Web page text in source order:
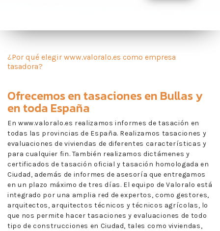
¿Por qué elegir www.valoralo.es como empresa
tasadora?
Ofrecemos entasaciones en Bullasy
en toda España
En www.valoralo.es realizamos informes de tasación en
todas las provincias de España. Realizamos tasaciones y
evaluaciones de viviendas de diferentes características y
para cualquier fin. También realizamos dictámenes y
certificados de tasación oficial y tasación homologada en
Ciudad, además de informes de asesoría que entregamos
en un plazo máximo de tres días. El equipo de Valoralo está
integrado por una amplia red de expertos, como gestores,
arquitectos, arquitectos técnicos y técnicos agrícolas, lo
que nos permite hacer tasaciones y evaluaciones de todo
tipo de construcciones en Ciudad, tales como viviendas,